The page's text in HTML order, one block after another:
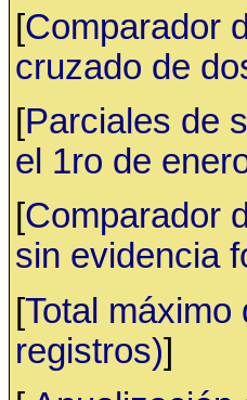
[Comparador
cruzado de
[Parciales de
el 1ro de
[Comparador
sin evidencia
[Total
registros)]